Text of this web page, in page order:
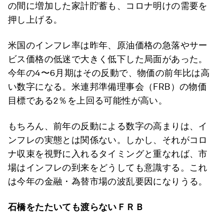
の間に増加した家計貯蓄も、コロナ明けの需要を
押し上げる。
米国のインフレ率は昨年、原油価格の急落やサー
ビス価格の低迷で大きく低下した局面があった。
今年の4〜6月期はその反動で、物価の前年比は高
い数字になる。米連邦準備理事会（FRB）の物価
目標である2％を上回る可能性が高い。
もちろん、前年の反動による数字の高まりは、イ
ンフレの実態とは関係ない。しかし、それがコロ
ナ収束を視野に入れるタイミングと重なれば、市
場はインフレの到来をどうしても意識する。これ
は今年の金融・為替市場の波乱要因になりうる。
石橋をたたいても渡らないＦＲＢ